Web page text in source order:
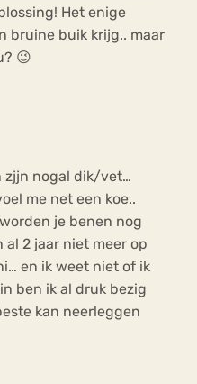
Het enige
bruine buik krijg.. maar
😉
zjjn nogal dik/vet…
me net een koe..
je benen nog
2 jaar niet meer op
en ik weet niet of ik
ben ik al druk bezig
kan neerleggen